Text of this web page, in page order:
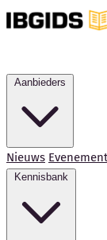
Nieuws